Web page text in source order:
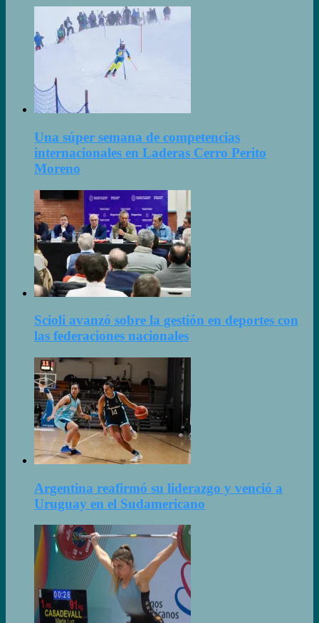
Una súper semana de competencias
internacionales en Laderas Cerro Perito
Moreno
Scioli avanzó sobre la gestión en deportes con
las federaciones nacionales
Argentina reafirmó su liderazgo y venció a
Uruguay en el Sudamericano